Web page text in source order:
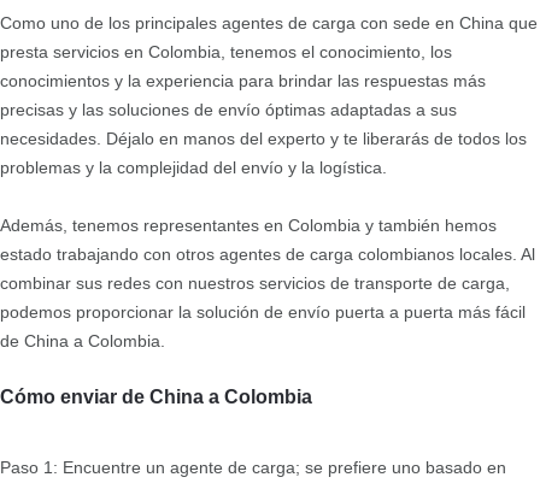
Como uno de los principales agentes de carga con sede en China que
presta servicios en Colombia, tenemos el conocimiento, los
conocimientos y la experiencia para brindar las respuestas más
precisas y las soluciones de envío óptimas adaptadas a sus
necesidades. Déjalo en manos del experto y te liberarás de todos los
problemas y la complejidad del envío y la logística.
Además, tenemos representantes en Colombia y también hemos
estado trabajando con otros agentes de carga colombianos locales. Al
combinar sus redes con nuestros servicios de transporte de carga,
podemos proporcionar la solución de envío puerta a puerta más fácil
de China a Colombia.
Cómo enviar de China a Colombia
Paso 1: Encuentre un agente de carga; se prefiere uno basado en